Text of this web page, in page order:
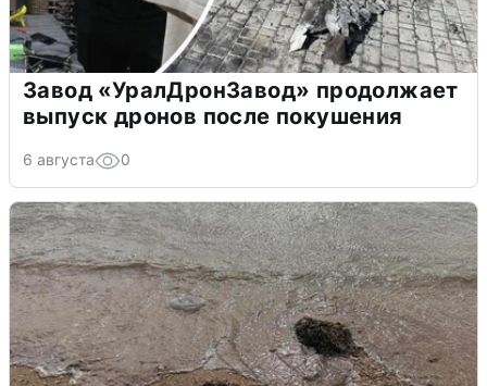
Завод «УралДронЗавод» продолжает
выпуск дронов после покушения
6 августа 0